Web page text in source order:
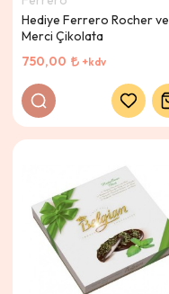
Hediye Ferrero Rocher ve
Merci Çikolata
750,00
+kdv